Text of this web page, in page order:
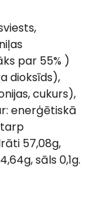
par 55% )
dioksīds),
cukurs),
enerģētiskā
57,08g,
sāls 0,1g.